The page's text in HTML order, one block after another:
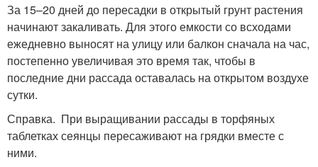
За 15–20 дней до пересадки в открытый грунт растения
начинают закаливать. Для этого емкости со всходами
ежедневно выносят на улицу или балкон сначала на час,
постепенно увеличивая это время так, чтобы в
последние дни рассада оставалась на открытом воздухе
сутки.
Справка. При выращивании рассады в торфяных
таблетках сеянцы пересаживают на грядки вместе с
ними.